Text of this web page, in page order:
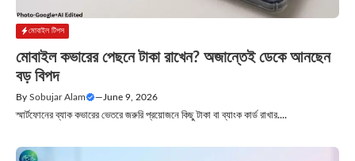
মোবাইল টিপস
মোবাইল কভারের পেছনে টাকা রাখেন? অজান্তেই ডেকে আনছেন
বড় বিপদ
By Sobujar Alam — June 9, 2026
স্মার্টফোনের ব্যাক কভারের ভেতরে জরুরি প্রয়োজনে কিছু টাকা বা ব্যাংক কার্ড রাখার....